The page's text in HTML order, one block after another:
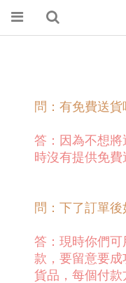
問：有免費送貨
答：因為不想
時沒有提供免費
問：下了訂單後
答：現時你們可
款，要留意要
貨品，每個付